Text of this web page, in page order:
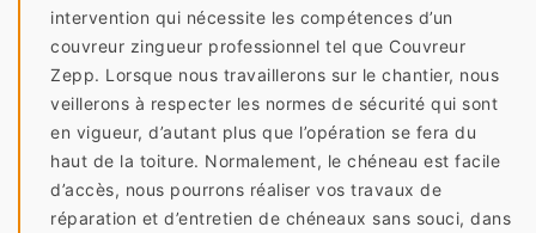
intervention qui nécessite les compétences d’un
couvreur zingueur professionnel tel que Couvreur
Zepp. Lorsque nous travaillerons sur le chantier, nous
veillerons à respecter les normes de sécurité qui sont
en vigueur, d’autant plus que l’opération se fera du
haut de la toiture. Normalement, le chéneau est facile
d’accès, nous pourrons réaliser vos travaux de
réparation et d’entretien de chéneaux sans souci, dans